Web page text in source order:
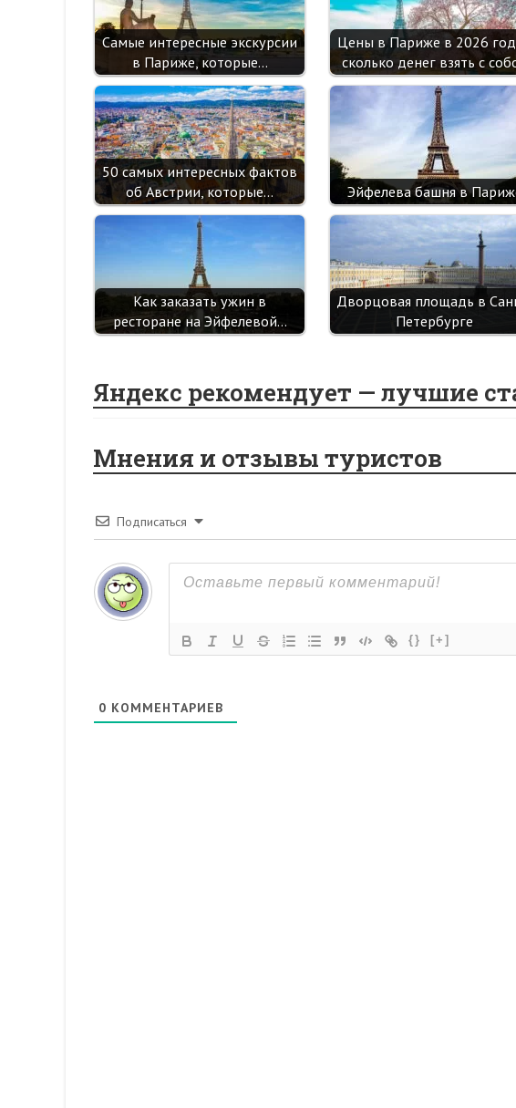
Самые интересные экскурсии
в Париже, которые…
Цены в Париже в 2026
сколько денег взять с
50 самых интересных фактов
об Австрии, которые…
Эйфелева башня в
Как заказать ужин в
ресторане на Эйфелевой…
Дворцовая площадь в
Петербурге
Яндекс рекомендует — лучшие
Мнения и отзывы туристов
Подписаться
{} [+]
0 КОММЕНТАРИЕВ